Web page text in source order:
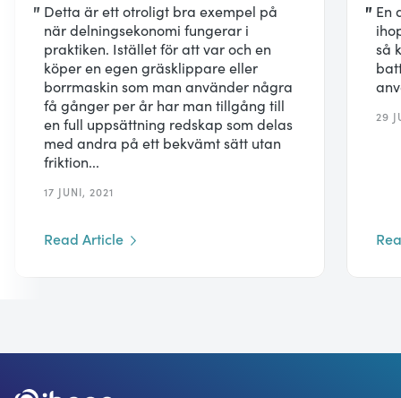
" Detta är ett otroligt bra exempel på
när delningsekonomi fungerar i
praktiken. Istället för att var och en
köper en egen gräsklippare eller
borrmaskin som man använder några
få gånger per år har man tillgång till
en full uppsättning redskap som delas
med andra på ett bekvämt sätt utan
friktion...
17 JUNI, 2021
Read Article
" En
så
29